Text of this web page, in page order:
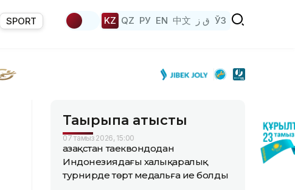
SPORT KZ QZ РУ EN 中文 ق ز ЎЗ
Тақырыпқа қатысты
07 тамыз 2026, 15:00
Қазақстан таеквондодан
Индонезиядағы халықаралық
турнирде төрт медальға ие болды